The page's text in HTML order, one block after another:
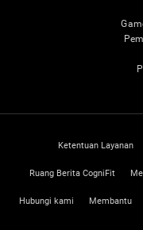
Ketentuan Layanan
Ruang Berita CogniFit
Hubungi kami Membantu